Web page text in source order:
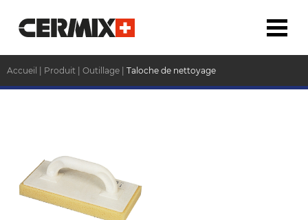
Accueil Produit Outillage Taloche de nettoyage